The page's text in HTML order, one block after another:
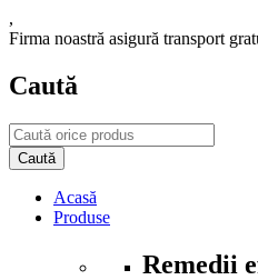
,
Firma noastră asigură transport
Caută
Acasă
Produse
Remedii